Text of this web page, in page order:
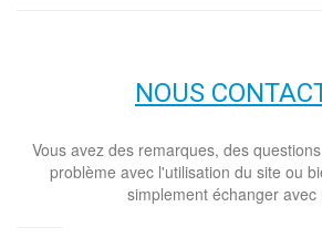
NOUS
Vous avez des remarques, des
problème avec l'utilisation du site ou
simplement échanger avec